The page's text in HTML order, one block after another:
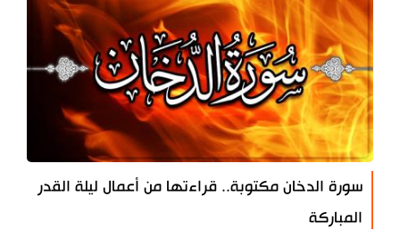
سورة الدخان مكتوبة.. قراءتها من أعمال ليلة القدر
المباركة